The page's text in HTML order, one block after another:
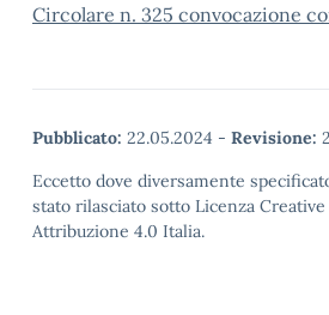
Circolare n. 325 convocazione
Pubblicato: 22.05.2024 - Revisione:
Eccetto dove diversamente
stato rilasciato sotto Licenza
Attribuzione 4.0 Italia.